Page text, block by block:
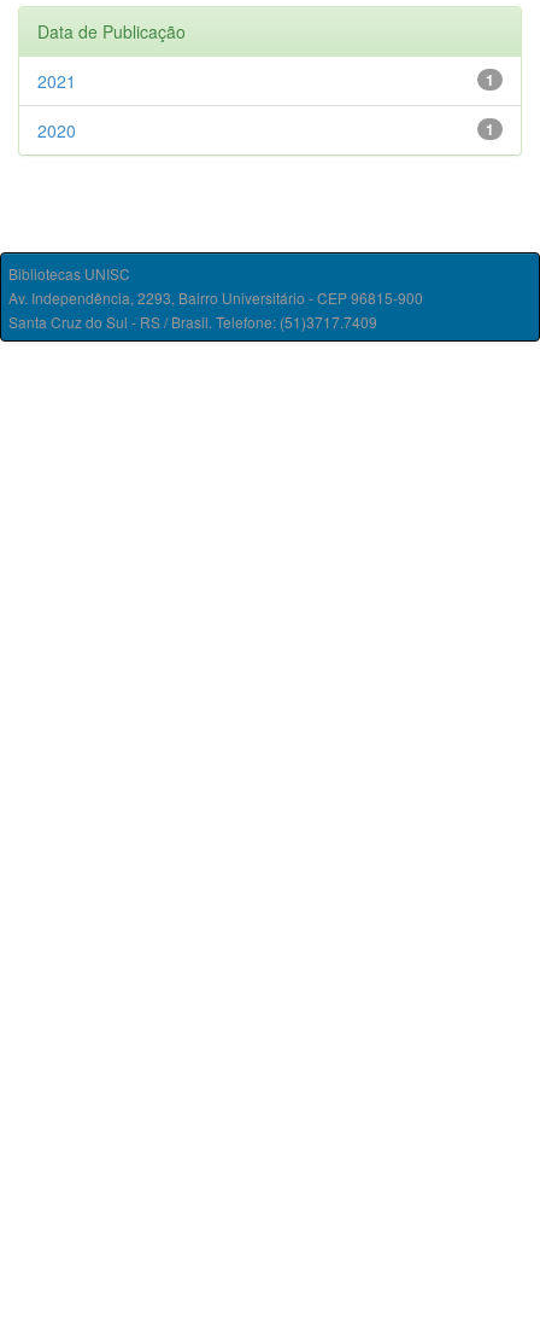
Data de Publicação
1
2021
1
2020
Bibliotecas UNISC
Av. Independência, 2293, Bairro Universitário - CEP 96815-900
Santa Cruz do Sul - RS / Brasil. Telefone: (51)3717.7409